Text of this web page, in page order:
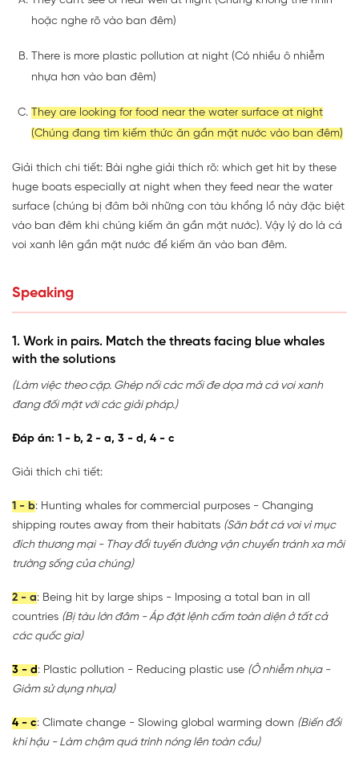
hoặc nghe rõ vào ban đêm)
There is more plastic pollution at night (Có nhiều ô nhiễm
nhựa hơn vào ban đêm)
They are looking for food near the water surface at night
(Chúng đang tìm kiếm thức ăn gần mặt nước vào ban đêm)
Giải thích chi tiết: Bài nghe giải thích rõ: which get hit by these
huge boats especially at night when they feed near the water
surface (chúng bị đâm bởi những con tàu khổng lồ này đặc biệt
vào ban đêm khi chúng kiếm ăn gần mặt nước). Vậy lý do là cá
voi xanh lên gần mặt nước để kiếm ăn vào ban đêm.
Speaking
1. Work in pairs. Match the threats facing blue whales
with the solutions
(Làm việc theo cặp. Ghép nối các mối đe dọa mà cá voi xanh
đang đối mặt với các giải pháp.)
Đáp án: 1 - b, 2 - a, 3 - d, 4 - c
Giải thích chi tiết:
1 - b: Hunting whales for commercial purposes - Changing
shipping routes away from their habitats (Săn bắt cá voi vì mục
đích thương mại - Thay đổi tuyến đường vận chuyển tránh xa môi
trường sống của chúng)
2 - a: Being hit by large ships - Imposing a total ban in all
countries (Bị tàu lớn đâm - Áp đặt lệnh cấm toàn diện ở tất cả
các quốc gia)
3 - d: Plastic pollution - Reducing plastic use (Ô nhiễm nhựa -
Giảm sử dụng nhựa)
4 - c: Climate change - Slowing global warming down (Biến đổi
khí hậu - Làm chậm quá trình nóng lên toàn cầu)